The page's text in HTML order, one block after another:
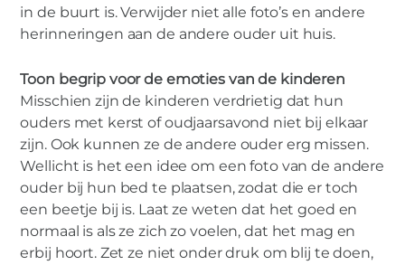
in de buurt is. Verwijder niet alle foto’s en andere
herinneringen aan de andere ouder uit huis.
Toon begrip voor de emoties van de kinderen
Misschien zijn de kinderen verdrietig dat hun
ouders met kerst of oudjaarsavond niet bij elkaar
zijn. Ook kunnen ze de andere ouder erg missen.
Wellicht is het een idee om een foto van de andere
ouder bij hun bed te plaatsen, zodat die er toch
een beetje bij is. Laat ze weten dat het goed en
normaal is als ze zich zo voelen, dat het mag en
erbij hoort. Zet ze niet onder druk om blij te doen,